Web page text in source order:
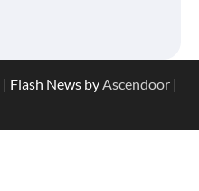
| Flash News byAscendoor |